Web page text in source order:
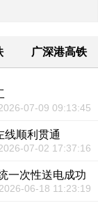
广深港高铁
07-09 09:13:45
线顺利贯通
07-02 17:37:16
一次性送电成功
2026-06-18 11:23:19